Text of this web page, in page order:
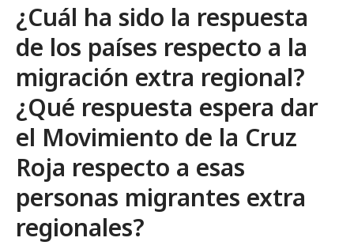
¿Cuál ha sido la respuesta
de los países respecto a la
migración extra regional?
¿Qué respuesta espera dar
el Movimiento de la Cruz
Roja respecto a esas
personas migrantes extra
regionales?